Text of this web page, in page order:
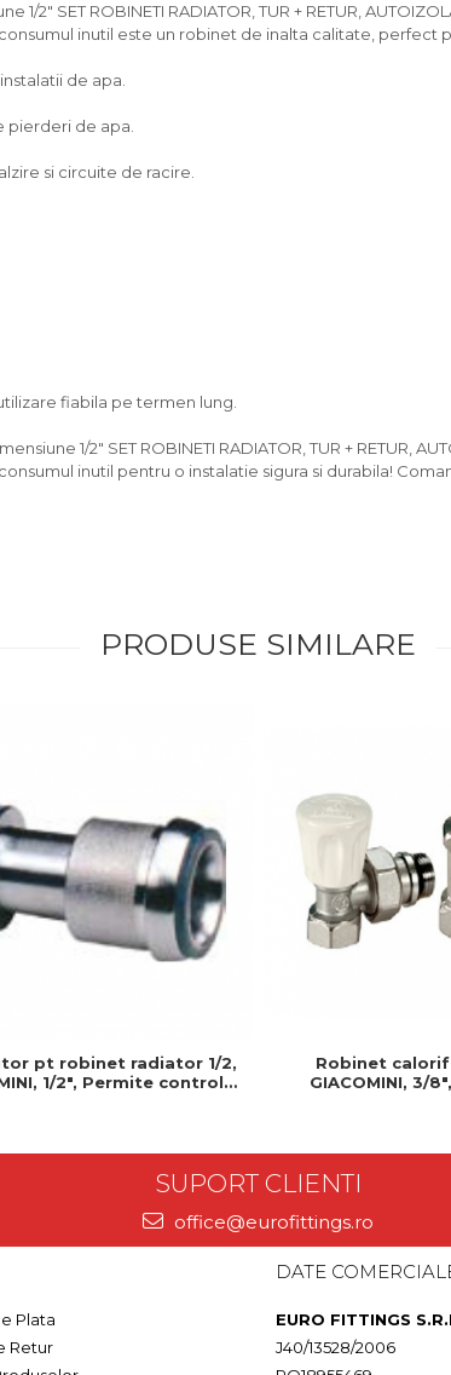
1/2" SET ROBINETI RADIATOR, TUR + RETUR,
inutil este un robinet de inalta calitate, perfect
de apa.
pierderi de apa.
si circuite de racire.
fiabila pe termen lung.
1/2" SET ROBINETI RADIATOR, TUR +
inutil pentru o instalatie sigura si durabila!
PRODUSE SIMILARE
pt robinet radiator 1/2,
1/2", Permite control
Robinet
GIACOMINI, 3/
SUPORT CLIENTI
office@eurofittings.ro
Plata
Retur
DATE
EURO FITTINGS
J40/13528/2006